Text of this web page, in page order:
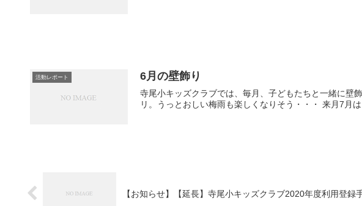
活動レポート 6月の壁飾り
寺尾小キッズクラブでは、毎月、子どもたちと一緒に壁
リ。うっとおしい梅雨も楽しくなりそう・・・ 来月7月
【お知らせ】【延長】寺尾小キッズクラブ2020年度利用登録